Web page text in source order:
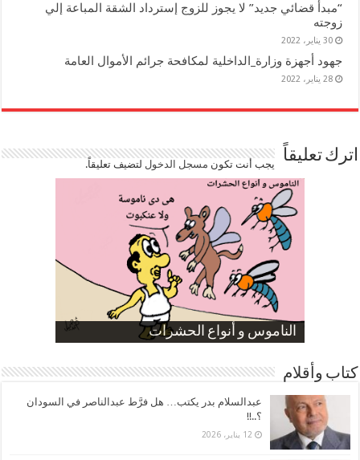
“مبدأ قضائي جديد” لا يجوز للزوج إسترداد الشقة المباعة إلي
زوجته
30 يناير، 2022
جهود أجهزة وزارة_الداخلية لمكافحة جرائم الأموال العامة
28 يناير، 2022
اترك تعليقاً يجب أنت تكون مسجل الدخوللتضيف تعليقاً.
الناموس و أنواع الحشرات
الموظفين بعد ارتفاع الأسعار
ارتفاع نسبة الطلاق في مصر
صورة كاركاتيرية
صورة كاركاتيرية
كتاب وأقلام
عبدالسلام بدر يكتب… هل فرَّط عبدالناصر في السودان
؟..!!
12 يناير، 2026